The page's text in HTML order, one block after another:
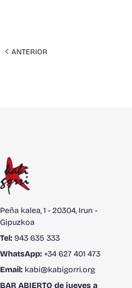
ANTERIOR
Peña kalea, 1 - 20304, Irun -
Gipuzkoa
Tel: 943 635 333
WhatsApp: +34 627 401 473
Email: kabi@kabigorri.org
BAR ABIERTO de jueves a